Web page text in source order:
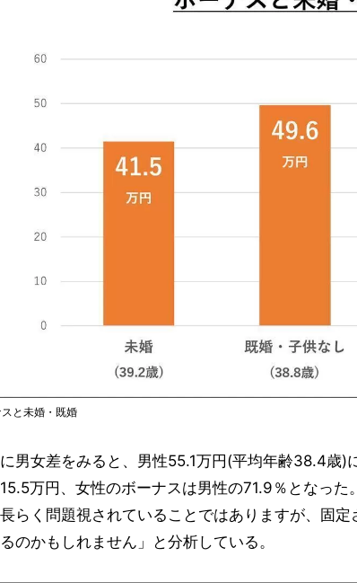
と未婚・既婚
男女差をみると、男性55.1万円(平均年齢38.4歳)
万円、女性のボーナスは男性の71.9％となっ
らく問題視されていることではありますが、固
のかもしれません」と分析している。